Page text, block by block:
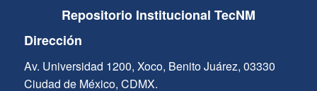
Repositorio Institucional TecNM
Dirección
Av. Universidad 1200, Xoco, Benito Juárez, 03330
Ciudad de México, CDMX.